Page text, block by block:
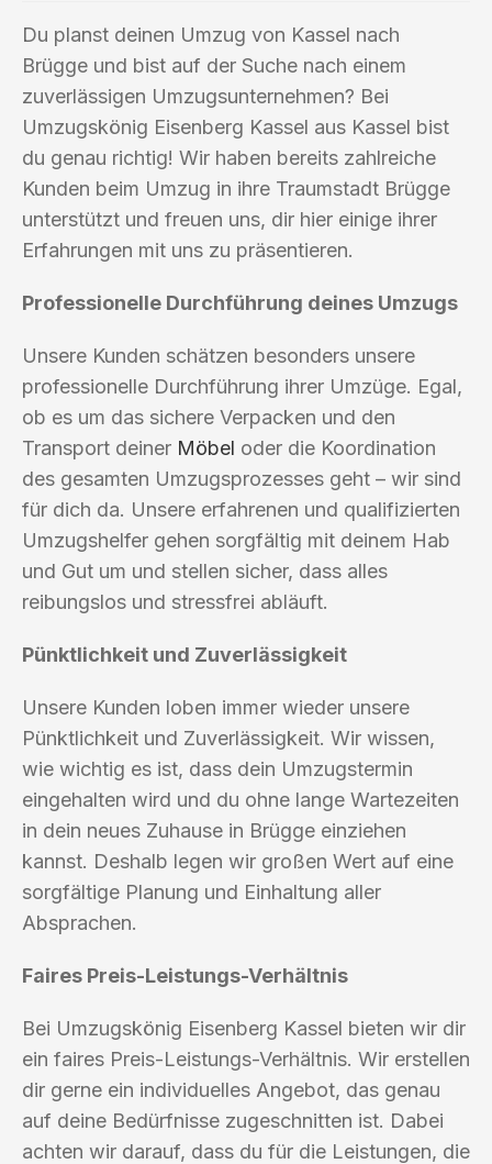
Du planst deinen Umzug von Kassel nach
Brügge und bist auf der Suche nach einem
zuverlässigen Umzugsunternehmen? Bei
Umzugskönig Eisenberg Kassel aus Kassel bist
du genau richtig! Wir haben bereits zahlreiche
Kunden beim Umzug in ihre Traumstadt Brügge
unterstützt und freuen uns, dir hier einige ihrer
Erfahrungen mit uns zu präsentieren.
Professionelle Durchführung deines Umzugs
Unsere Kunden schätzen besonders unsere
professionelle Durchführung ihrer Umzüge. Egal,
ob es um das sichere Verpacken und den
Transport deiner Möbel oder die Koordination
des gesamten Umzugsprozesses geht – wir sind
für dich da. Unsere erfahrenen und qualifizierten
Umzugshelfer gehen sorgfältig mit deinem Hab
und Gut um und stellen sicher, dass alles
reibungslos und stressfrei abläuft.
Pünktlichkeit und Zuverlässigkeit
Unsere Kunden loben immer wieder unsere
Pünktlichkeit und Zuverlässigkeit. Wir wissen,
wie wichtig es ist, dass dein Umzugstermin
eingehalten wird und du ohne lange Wartezeiten
in dein neues Zuhause in Brügge einziehen
kannst. Deshalb legen wir großen Wert auf eine
sorgfältige Planung und Einhaltung aller
Absprachen.
Faires Preis-Leistungs-Verhältnis
Bei Umzugskönig Eisenberg Kassel bieten wir dir
ein faires Preis-Leistungs-Verhältnis. Wir erstellen
dir gerne ein individuelles Angebot, das genau
auf deine Bedürfnisse zugeschnitten ist. Dabei
achten wir darauf, dass du für die Leistungen, die